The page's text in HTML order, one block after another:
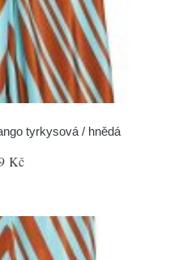
tyrkysová / hnědá
Kč